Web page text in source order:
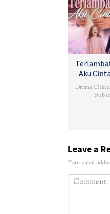
Aku
Drama China,
Sub
Leave a
Your email